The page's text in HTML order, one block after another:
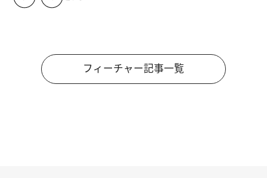
フィーチャー記事一覧